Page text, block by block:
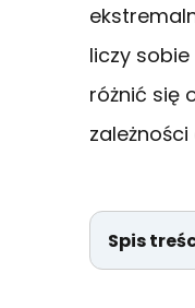
liczy
różnić się
Spis